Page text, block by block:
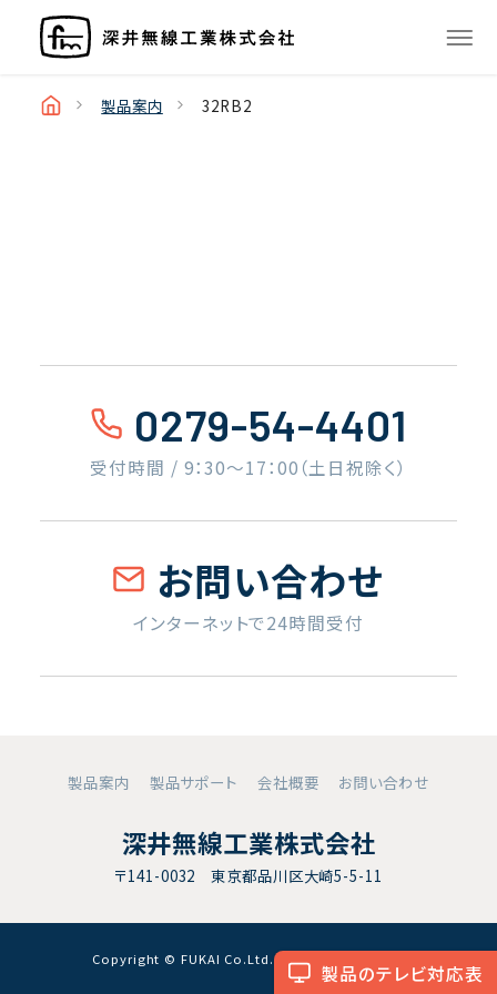
製品のテレビ対応表
製品案内 32RB2
0279-54-4401
受付時間 / 9：30〜17：00（土日祝除く）
お問い合わせ
インターネットで24時間受付
製品案内 製品サポート 会社概要 お問い合わせ
深井無線工業株式会社
〒141-0032 東京都品川区大崎5-5-11
Copyright © FUKAI Co.Ltd. All RightsReserved.